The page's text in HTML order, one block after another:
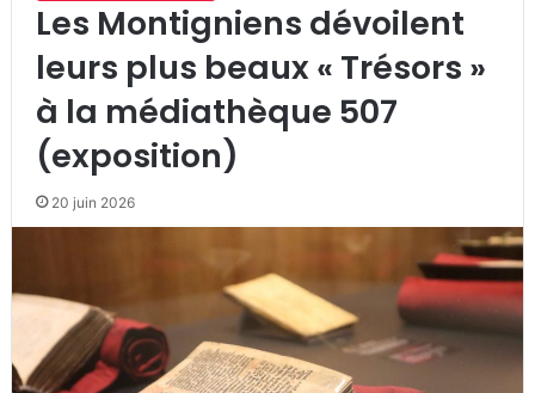
Les Montigniens dévoilent
leurs plus beaux « Trésors »
à la médiathèque 507
(exposition)
20 juin 2026